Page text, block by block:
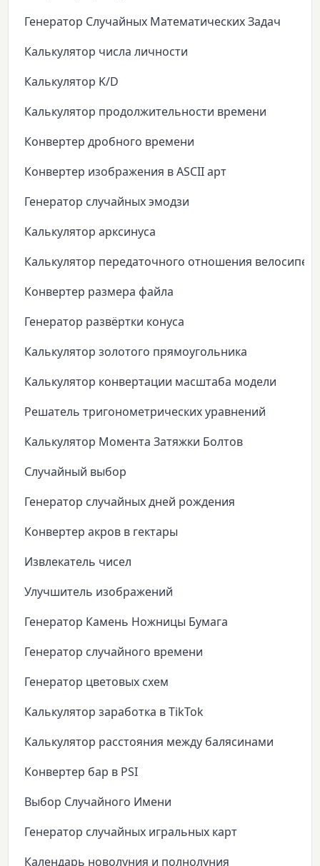
Генератор Случайных Математических Задач
Калькулятор числа личности
Калькулятор K/D
Калькулятор продолжительности времени
Конвертер дробного времени
Конвертер изображения в ASCII арт
Генератор случайных эмодзи
Калькулятор арксинуса
Калькулятор передаточного отношения
Конвертер размера файла
Генератор развёртки конуса
Калькулятор золотого прямоугольника
Калькулятор конвертации масштаба модели
Решатель тригонометрических уравнений
Калькулятор Момента Затяжки Болтов
Случайный выбор
Генератор случайных дней рождения
Конвертер акров в гектары
Извлекатель чисел
Улучшитель изображений
Генератор Камень Ножницы Бумага
Генератор случайного времени
Генератор цветовых схем
Калькулятор заработка в TikTok
Калькулятор расстояния между балясинами
Конвертер бар в PSI
Выбор Случайного Имени
Генератор случайных игральных карт
Календарь новолуния и полнолуния